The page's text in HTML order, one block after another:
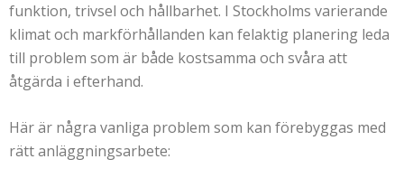
funktion, trivsel och hållbarhet. I Stockholms varierande
klimat och markförhållanden kan felaktig planering leda
till problem som är både kostsamma och svåra att
åtgärda i efterhand.
Här är några vanliga problem som kan förebyggas med
rätt anläggningsarbete: